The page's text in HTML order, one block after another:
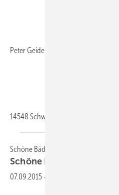
Peter Geidel
14548 Schwielowsee,
Schöne Bäder: Es lebe das Detail!">
Schöne Bäder: Es lebe das
07.09.2015 -